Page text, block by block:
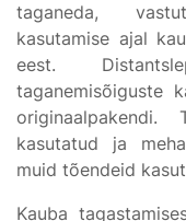
taganeda,
kasutamise ajal
eest.
taganemisõiguste
kasutatud ja
muid tõendeid
Kauba